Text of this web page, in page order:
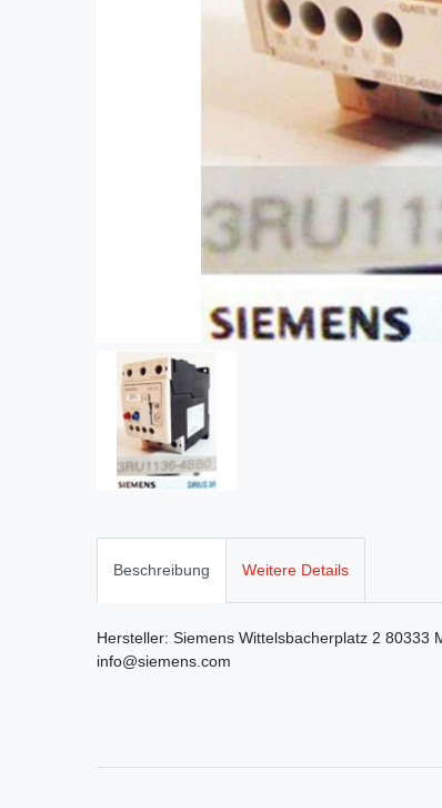
Beschreibung Weitere Details
Hersteller: Siemens Wittelsbacherplatz 2 80333
info@siemens.com